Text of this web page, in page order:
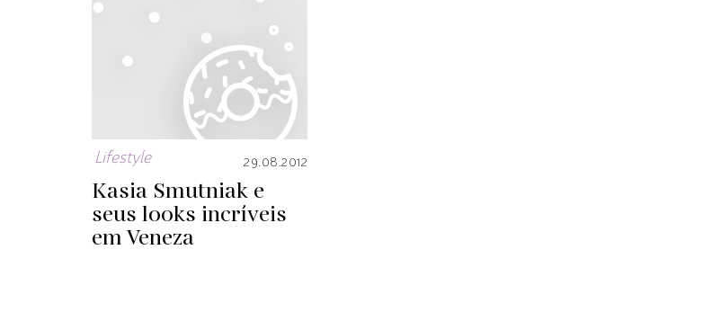
Lifestyle 29.08.2012
Kasia Smutniak e
seus looks incríveis
em Veneza